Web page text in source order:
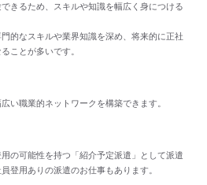
きるため、スキルや知識を幅広く身につける
的なスキルや業界知識を深め、将来的に正社
ことが多いです。
い職業的ネットワークを構築できます。
の可能性を持つ「紹介予定派遣」として派遣
登用ありの派遣のお仕事もあります。